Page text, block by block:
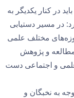
در کنار یکدیگر به
در مسیر دستیابی
مختلف علمی
مطالعه و پژوهش
علمی و اجتماعی دست
به نخبگان و